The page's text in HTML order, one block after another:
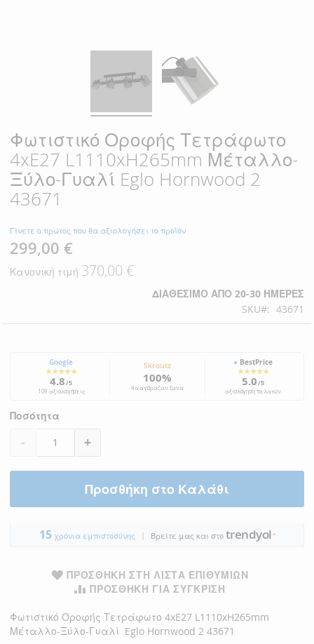
Φωτιστικό Οροφής Τετράφωτο
4xE27 L1110xH265mm Μέταλλο-
Ξύλο-Γυαλί Eglo Hornwood 2
43671
Γίνετε ο πρώτος που θα αξιολογήσει το προϊόν
Ειδική
299,00 €
Κανονική τιμή 370,00 €
ΔΙΑΘΈΣΙΜΟ ΑΠΌ 20-30 ΗΜΈΡΕΣ
SKU
43671
Google
★★★★★
4.8/5
109 αξιολογήσεις
Skroutz
100%
θα αγόραζαν ξανά
● BestPrice
★★★★★
5.0/5
αξιολόγηση πελατών
Ποσότητα
- +
Προσθήκη στο Καλάθι
15χρόνια εμπιστοσύνης | Βρείτε μας και στο trendyol ●
ΠΡΟΣΘΉΚΗ ΣΤΗ ΛΊΣΤΑ ΕΠΙΘΥΜΙΏΝ
ΠΡΟΣΘΉΚΗ ΓΙΑ ΣΎΓΚΡΙΣΗ
Φωτιστικό Οροφής Τετράφωτο 4xE27 L1110xH265mm
Μέταλλο-Ξύλο-Γυαλί Eglo Hornwood 2 43671